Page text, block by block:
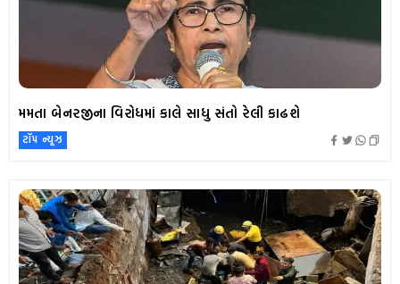
મમતા બેનરજીના વિરોધમાં કાલે સાધુ સંતો રેલી કાઢશે
ટૉપ ન્યૂઝ